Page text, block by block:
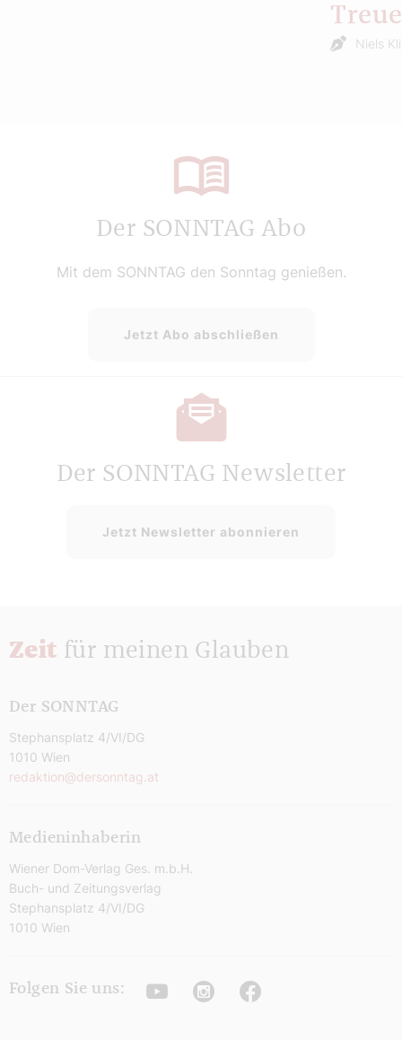
Treue
Niels
Der SONNTAG Abo
Mit dem SONNTAG den Sonntag genießen.
Jetzt Abo abschließen
Der SONNTAG Newsletter
Jetzt Newsletter abonnieren
Zeit für meinen Glauben
Der SONNTAG
Stephansplatz 4/VI/DG
1010 Wien
redaktion@dersonntag.at
Medieninhaberin
Wiener Dom-Verlag Ges. m.b.H.
Buch- und Zeitungsverlag
Stephansplatz 4/VI/DG
1010 Wien
Folgen Sie uns: YoutubeInstagramFacebook